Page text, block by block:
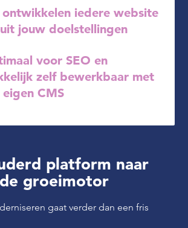
ontwikkelen iedere website
jouw doelstellingen
voor SEO en
zelf bewerkbaar met
eigen CMS
platform naar
groeimotor
gaat verder dan een fris